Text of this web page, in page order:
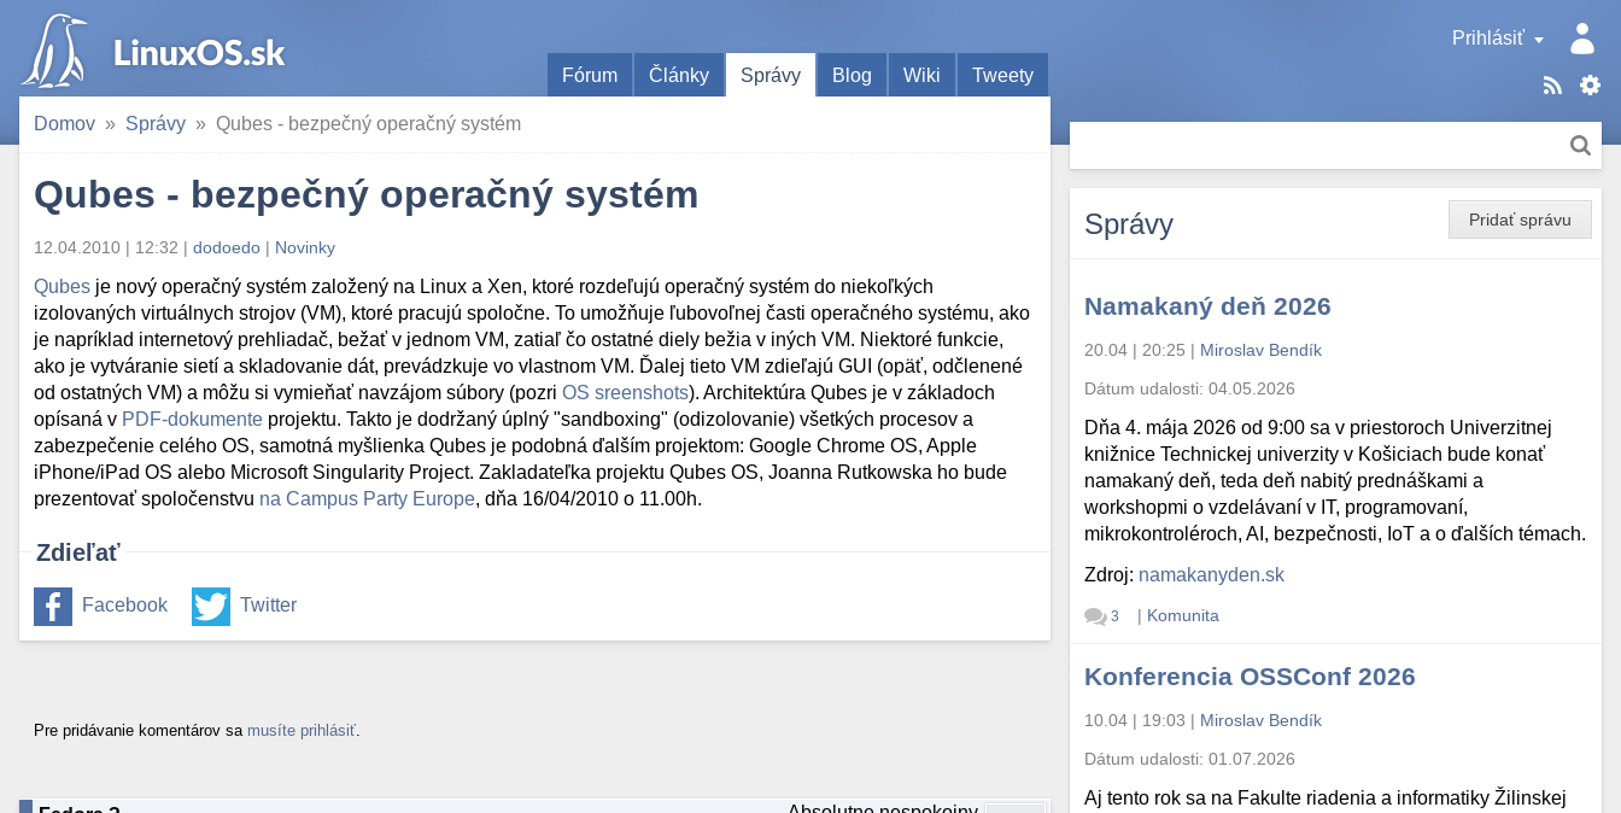
Prihlásiť
Fórum
Články Správy Blog Wiki Tweety
Domov Správy Qubes - bezpečný operačný systém
Qubes - bezpečný operačný systém
12.04.2010 | 12:32 | dodoedo | Novinky
Qubes je nový operačný systém založený na Linux a Xen, ktoré rozdeľujú operačný systém do niekoľkých
izolovaných virtuálnych strojov (VM), ktoré pracujú spoločne. To umožňuje ľubovoľnej časti operačného systému, ako
je napríklad internetový prehliadač, bežať v jednom VM, zatiaľ čo ostatné diely bežia v iných VM. Niektoré funkcie,
ako je vytváranie sietí a skladovanie dát, prevádzkuje vo vlastnom VM. Ďalej tieto VM zdieľajú GUI (opäť, odčlenené
od ostatných VM) a môžu si vymieňať navzájom súbory (pozri OS sreenshots). Architektúra Qubes je v základoch
opísaná v PDF-dokumente projektu. Takto je dodržaný úplný "sandboxing" (odizolovanie) všetkých procesov a
zabezpečenie celého OS, samotná myšlienka Qubes je podobná ďalším projektom: Google Chrome OS, Apple
iPhone/iPad OS alebo Microsoft Singularity Project. Zakladateľka projektu Qubes OS, Joanna Rutkowska ho bude
prezentovať spoločenstvu na Campus Party Europe, dňa 16/04/2010 o 11.00h.
Zdieľať
Facebook Twitter
Pre pridávanie komentárov sa musíte prihlásiť
Pridať správu
Správy
Namakaný deň 2026
20.04 | 20:25 | Miroslav Bendík
Dátum udalosti:04.05.2026
Dňa 4. mája 2026 od 9:00 sa v priestoroch Univerzitnej
knižnice Technickej univerzity v Košiciach bude konať
namakaný deň, teda deň nabitý prednáškami a
workshopmi o vzdelávaní v IT, programovaní,
mikrokontroléroch, AI, bezpečnosti, IoT a o ďalších témach.
Zdroj: namakanyden.sk
3 | Komunita
Konferencia OSSConf 2026
10.04 | 19:03 | Miroslav Bendík
Dátum udalosti:01.07.2026
Aj tento rok sa na Fakulte riadenia a informatiky Žilinskej